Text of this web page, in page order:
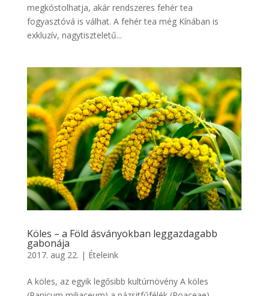
megkóstolhatja, akár rendszeres fehér tea
fogyasztóvá is válhat. A fehér tea még Kínában is
exkluzív, nagytiszteletű...
Köles – a Föld ásványokban leggazdagabb
gabonája
2017. aug 22. | Ételeink
A köles, az egyik legősibb kultúrnövény A köles